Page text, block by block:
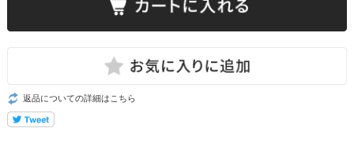
返品についての詳細はこちら